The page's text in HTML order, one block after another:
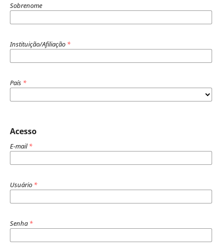
Sobrenome
Instituição/Afiliação *
País *
Acesso
E-mail*
Usuário *
Senha *